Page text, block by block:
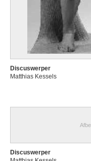
Discuswerper
Matthias Kessels
Discuswerper